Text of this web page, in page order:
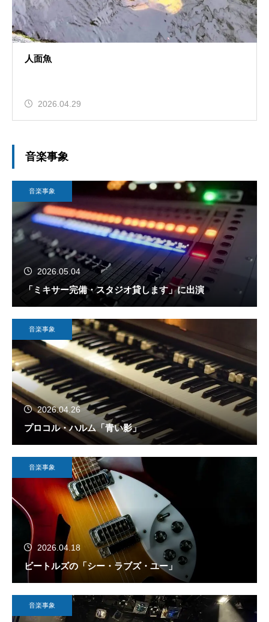
人面魚
2026.04.29
音楽事象
音楽事象
2026.05.04
「ミキサー完備・スタジオ貸します」に出演
音楽事象
2026.04.26
プロコル・ハルム「青い影」
音楽事象
2026.04.18
ビートルズの「シー・ラブズ・ユー」
音楽事象